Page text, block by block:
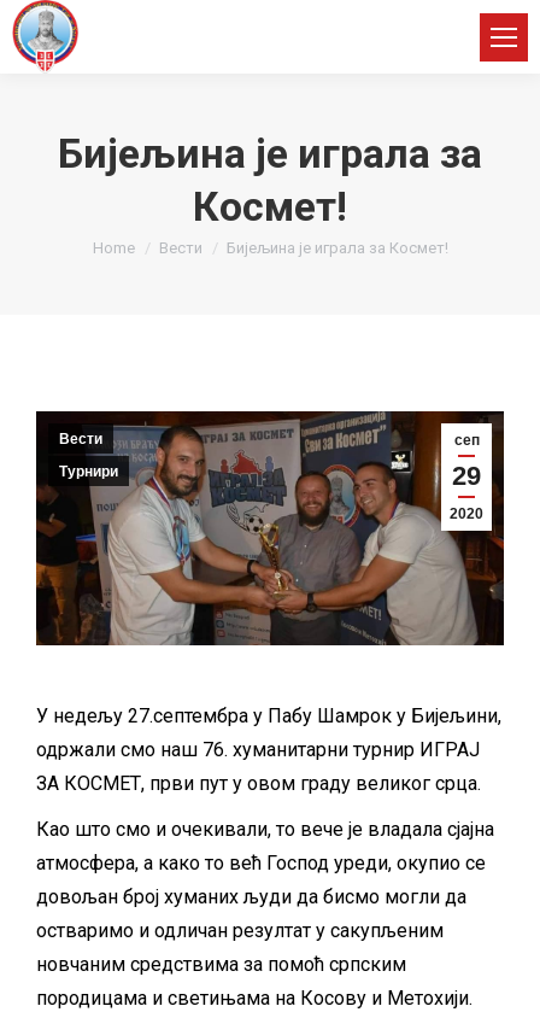
Бијељина је играла за
Космет!
You are here:
Home Вести Бијељина је играла за Космет!
сеп
29
2020
Вести
Турнири
У недељу 27.септембра у Пабу Шамрок у Бијељини,
одржали смо наш 76. хуманитарни турнир ИГРАЈ
ЗА КОСМЕТ, први пут у овом граду великог срца.
Као што смо и очекивали, то вече је владала сјајна
атмосфера, а како то већ Господ уреди, окупио се
довољан број хуманих људи да бисмо могли да
остваримо и одличан резултат у сакупљеним
новчаним средствима за помоћ српским
породицама и светињама на Косову и Метохији.